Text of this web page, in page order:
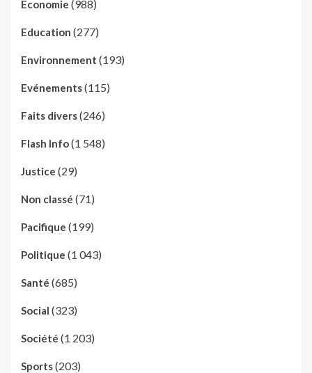
Economie (988)
Education (277)
Environnement (193)
Evénements(115)
Faits divers(246)
Flash Info(1 548)
Justice (29)
Non classé (71)
Pacifique (199)
Politique (1 043)
Santé (685)
Social (323)
Société (1 203)
Sports(203)